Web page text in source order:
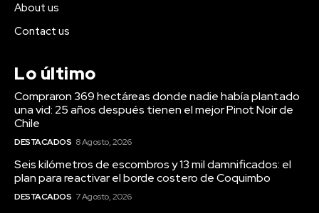
About us
Contact us
Lo último
Compraron 369 hectáreas donde nadie había plantado
una vid: 25 años después tienen el mejor Pinot Noir de
Chile
DESTACADOS 8 Agosto, 2026
Seis kilómetros de escombros y 13 mil damnificados: el
plan para reactivar el borde costero de Coquimbo
DESTACADOS 7 Agosto, 2026